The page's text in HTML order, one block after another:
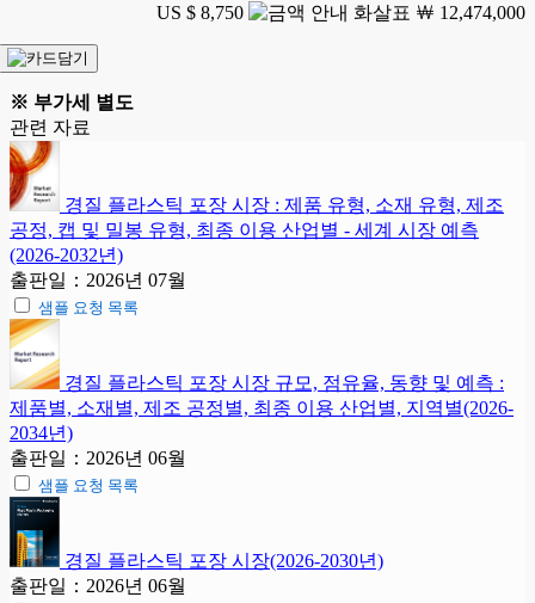
US $ 8,750
￦ 12,474,000
※ 부가세 별도
관련 자료
경질 플라스틱 포장 시장 : 제품 유형, 소재 유형, 제조
공정, 캡 및 밀봉 유형, 최종 이용 산업별 - 세계 시장 예측
(2026-2032년)
출판일：2026년 07월
샘플 요청 목록
경질 플라스틱 포장 시장 규모, 점유율, 동향 및 예측 :
제품별, 소재별, 제조 공정별, 최종 이용 산업별, 지역별(2026-
2034년)
출판일：2026년 06월
샘플 요청 목록
경질 플라스틱 포장 시장(2026-2030년)
출판일：2026년 06월